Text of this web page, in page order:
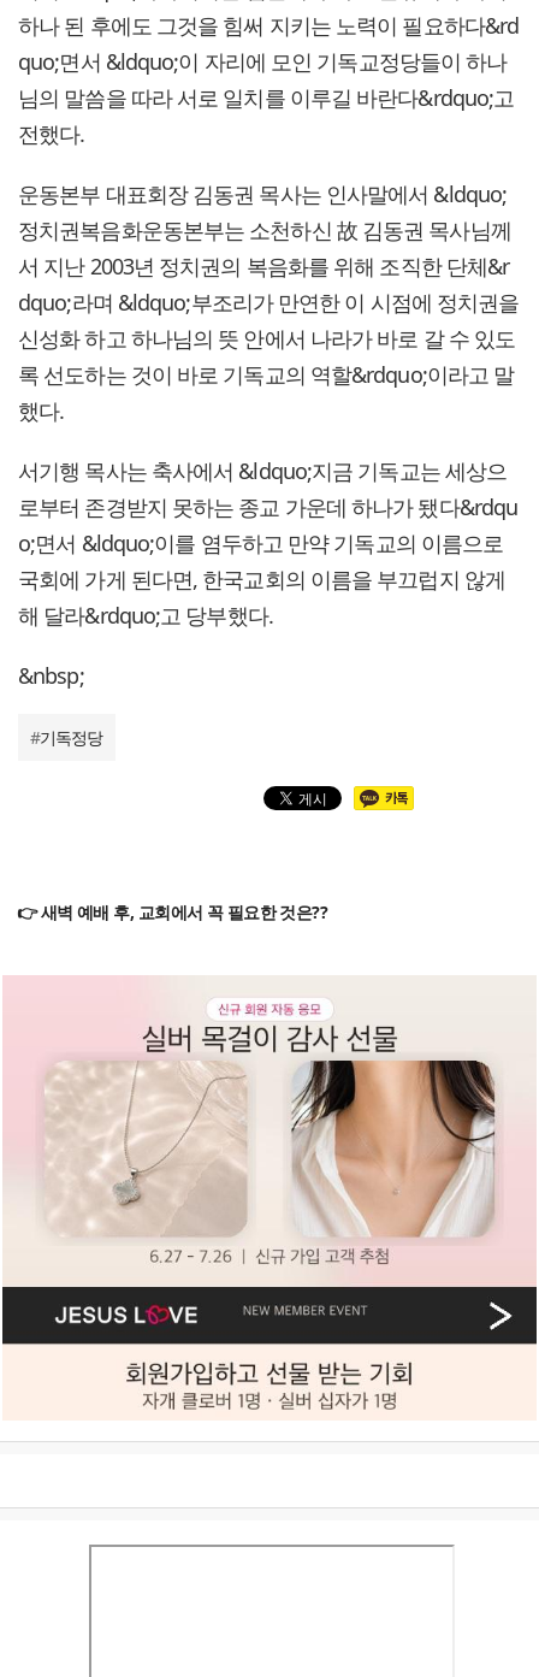
하나 된 후에도 그것을 힘써 지키는 노력이 필요하다&rd
quo;면서 &ldquo;이 자리에 모인 기독교정당들이 하나
님의 말씀을 따라 서로 일치를 이루길 바란다&rdquo;고
전했다.
운동본부 대표회장 김동권 목사는 인사말에서 &ldquo;
정치권복음화운동본부는 소천하신 故 김동권 목사님께
서 지난 2003년 정치권의 복음화를 위해 조직한 단체&r
dquo;라며 &ldquo;부조리가 만연한 이 시점에 정치권을
신성화 하고 하나님의 뜻 안에서 나라가 바로 갈 수 있도
록 선도하는 것이 바로 기독교의 역할&rdquo;이라고 말
했다.
서기행 목사는 축사에서 &ldquo;지금 기독교는 세상으
로부터 존경받지 못하는 종교 가운데 하나가 됐다&rdqu
o;면서 &ldquo;이를 염두하고 만약 기독교의 이름으로
국회에 가게 된다면, 한국교회의 이름을 부끄럽지 않게
해 달라&rdquo;고 당부했다.
&nbsp;
#기독정당
👉 새벽 예배 후, 교회에서 꼭 필요한 것은??